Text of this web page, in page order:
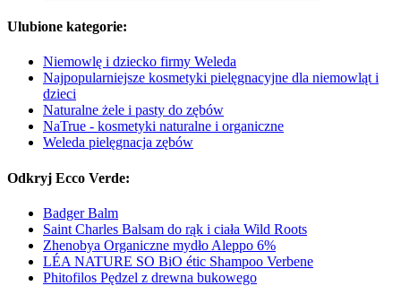
Ulubione kategorie:
Niemowlę i dziecko firmy Weleda
Najpopularniejsze kosmetyki pielęgnacyjne dla niemowląt i
dzieci
Naturalne żele i pasty do zębów
NaTrue - kosmetyki naturalne i organiczne
Weleda pielęgnacja zębów
Odkryj Ecco Verde:
Badger Balm
Saint Charles Balsam do rąk i ciała Wild Roots
Zhenobya Organiczne mydło Aleppo 6%
LÉA NATURE SO BiO étic Shampoo Verbene
Phitofilos Pędzel z drewna bukowego